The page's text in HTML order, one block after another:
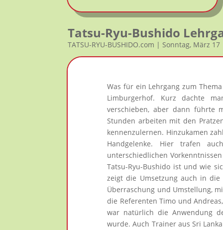
Tatsu-Ryu-Bushido
TATSU-RYU-BUSHIDO.com | Sonntag, März 17
Was für ein Lehrgang zum
Limburgerhof. Kurz dachte
verschieben, aber dann führte
Stunden arbeiten mit den
kennenzulernen. Hinzukamen
Handgelenke. Hier trafen
unterschiedlichen
Tatsu-Ryu-Bushido ist und wie
zeigt die Umsetzung auch in
Überraschung und Umstellung,
die Referenten Timo und
war natürlich die Anwendung
wurde. Auch Trainer aus Sri